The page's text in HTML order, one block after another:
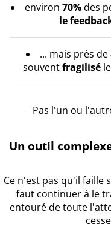
environ 70%des
le
... mais près de
souventfragilisé
Pas l'un ou
Un outil
Ce n'est pas qu'il faille
faut continuer à le
entouré de toute